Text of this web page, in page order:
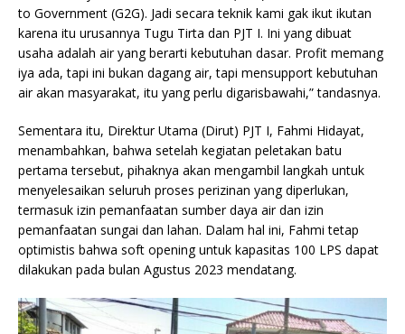
to Government (G2G). Jadi secara teknik kami gak ikut ikutan
karena itu urusannya Tugu Tirta dan PJT I. Ini yang dibuat
usaha adalah air yang berarti kebutuhan dasar. Profit memang
iya ada, tapi ini bukan dagang air, tapi mensupport kebutuhan
air akan masyarakat, itu yang perlu digarisbawahi,” tandasnya.
Sementara itu, Direktur Utama (Dirut) PJT I, Fahmi Hidayat,
menambahkan, bahwa setelah kegiatan peletakan batu
pertama tersebut, pihaknya akan mengambil langkah untuk
menyelesaikan seluruh proses perizinan yang diperlukan,
termasuk izin pemanfaatan sumber daya air dan izin
pemanfaatan sungai dan lahan. Dalam hal ini, Fahmi tetap
optimistis bahwa soft opening untuk kapasitas 100 LPS dapat
dilakukan pada bulan Agustus 2023 mendatang.